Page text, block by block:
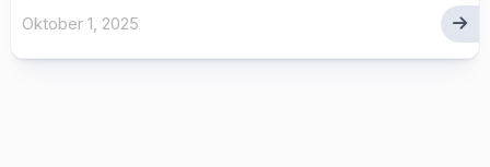
Oktober 1, 2025